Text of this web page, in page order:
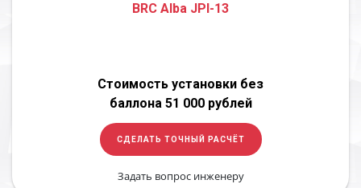
BRC Alba JPI-13
Стоимость установки без
баллона 51 000 рублей
СДЕЛАТЬ ТОЧНЫЙ РАСЧЁТ
Задать вопрос инженеру